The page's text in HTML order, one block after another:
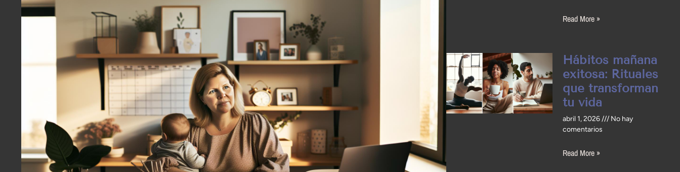
Read More »
Hábitos mañana
exitosa: Rituales
que transforman
tu vida
abril 1, 2026
No hay
comentarios
Read More »